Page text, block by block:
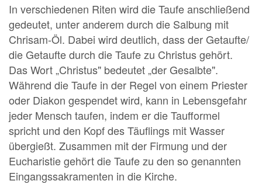
In verschiedenen Riten wird die Taufe anschließend
gedeutet, unter anderem durch die Salbung mit
Chrisam-Öl. Dabei wird deutlich, dass der Getaufte/
die Getaufte durch die Taufe zu Christus gehört.
Das Wort „Christus" bedeutet „der Gesalbte".
Während die Taufe in der Regel von einem Priester
oder Diakon gespendet wird, kann in Lebensgefahr
jeder Mensch taufen, indem er die Taufformel
spricht und den Kopf des Täuflings mit Wasser
übergießt. Zusammen mit der Firmung und der
Eucharistie gehört die Taufe zu den so genannten
Eingangssakramenten in die Kirche.